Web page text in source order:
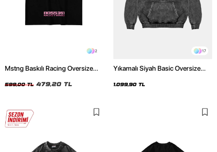
2
Mstng Baskılı Racing Oversize
599,00 TL 479,20 TL
17
Yıkamalı Siyah Basic Oversize
1.099,90 TL